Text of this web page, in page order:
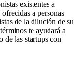
existentes a
a personas
de la dilución de su
te ayudará a
de las startups con